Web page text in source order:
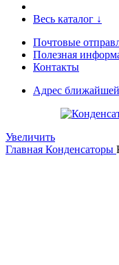
Весь каталог ↓
Почтовые
Полезная
Контакты
Адрес
Увеличить
Главная Конденсаторы